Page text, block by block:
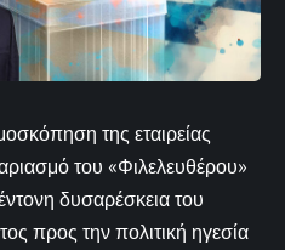
της εταιρείας
του «Φιλελευθέρου»
δυσαρέσκεια του
προς την πολιτική ηγεσία